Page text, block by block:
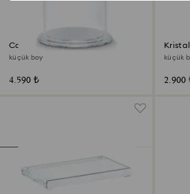
Cam Fanus Sergisi
küçük boy
4.590 ₺
küçük
2.900